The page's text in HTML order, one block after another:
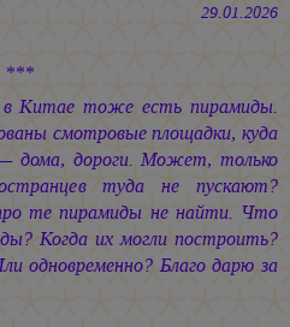
29.01.2026
***
Китае тоже есть пирамиды.
смотровые площадки, куда
дома, дороги. Может, только
туда не пускают?
те пирамиды не найти. Что
Когда их могли построить?
одновременно? Благо дарю за